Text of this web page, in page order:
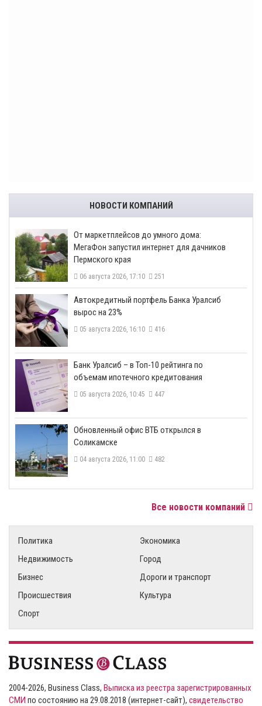
НОВОСТИ КОМПАНИЙ
От маркетплейсов до умного дома:
МегаФон запустил интернет для дачников
Пермского края
06 августа 2026, 17:10 251
​Автокредитный портфель Банка Уралсиб
вырос на 23%
05 августа 2026, 16:10 416
​Банк Уралсиб – в Топ-10 рейтинга по
объемам ипотечного кредитования
05 августа 2026, 10:45 447
​Обновленный офис ВТБ открылся в
Соликамске
04 августа 2026, 11:00 482
Все новости компаний
Политика
Экономика
Недвижимость
Город
Бизнес
Дороги и транспорт
Происшествия
Культура
Спорт
2004-2026, Business Class, Выписка из реестра зарегистрированных
СМИ по состоянию на 29.08.2018 (интернет-сайт), свидетельство